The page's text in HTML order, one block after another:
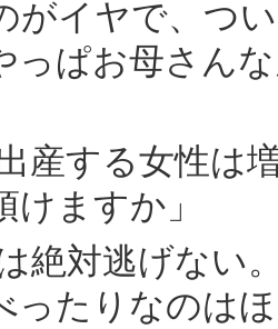
がイヤで、つ
っぱお母さん
産する女性は
けますか」
絶対逃げない
ったりなのは